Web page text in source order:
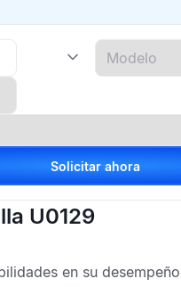
Solicitar ahora
U0129
en su